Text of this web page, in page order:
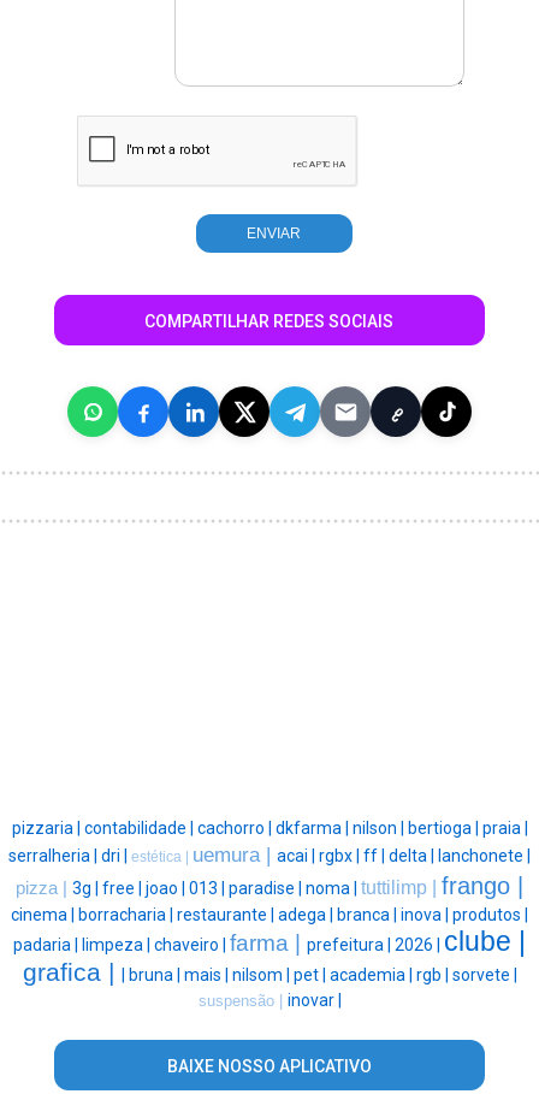
COMPARTILHAR REDES SOCIAIS
pizzaria | contabilidade | cachorro | dkfarma | nilson | bertioga | praia |
serralheria | dri | estética | uemura | acai | rgbx | ff | delta |
lanchonete |
pizza | 3g | free | joao | 013 | paradise | noma | tuttilimp | frango |
cinema | borracharia | restaurante | adega | branca | inova | produtos |
padaria |
limpeza | chaveiro | farma | prefeitura | 2026 | clube |
grafica | bruna | mais | nilsom | pet | academia | rgb | sorvete |
suspensão | inovar |
BAIXE NOSSO APLICATIVO